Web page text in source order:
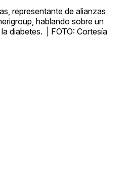
representante de alianzas
hablando sobre un
diabetes. | FOTO: Cortesía